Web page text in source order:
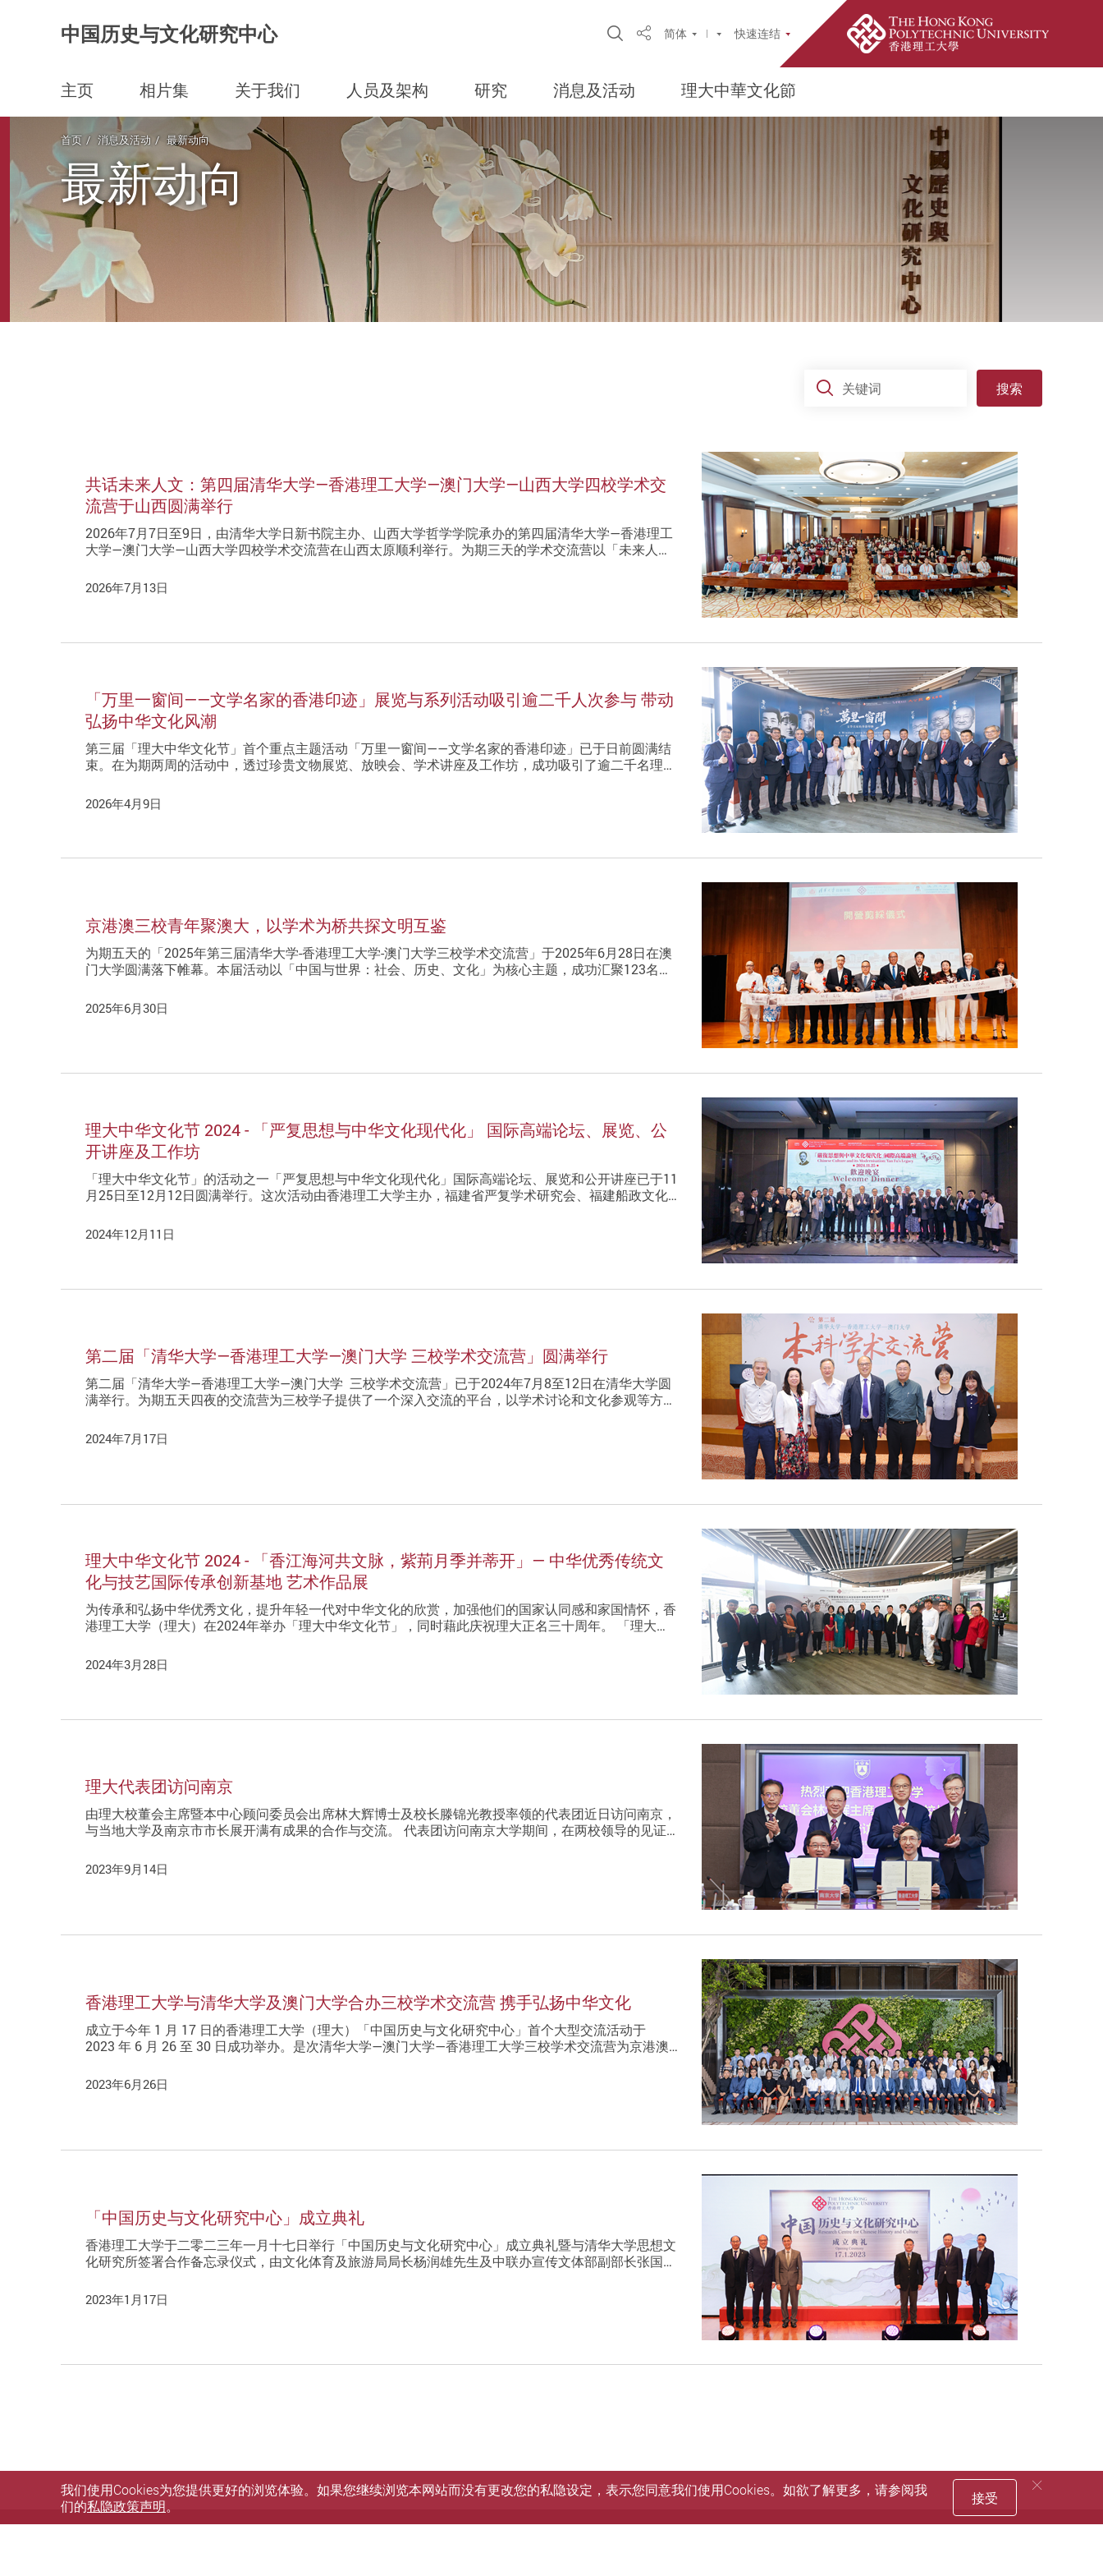
中国历史与文化研究中心 Open Site Search Popup
Share简体 快速连结
主页 相片集 关于我们 人员及架构 研究 消息及活动 理大中華文化節
Start main content
首页 消息及活动 最新动向
最新动向
关键词
搜索
共话未来人文：第四届清华大学—香港理工大学—澳门大学—山西大学四校学术交
流营于山西圆满举行
2026年7月7日至9日，由清华大学日新书院主办、山西大学哲学学院承办的第四届清华大学—香港理工
大学—澳门大学—山西大学四校学术交流营在山西太原顺利举行。为期三天的学术交流营以「未来人…
2026年7月13日
「万里一窗间——文学名家的香港印迹」展览与系列活动吸引逾二千人次参与 带动
弘扬中华文化风潮
第三届「理大中华文化节」首个重点主题活动「万里一窗间——文学名家的香港印迹」已于日前圆满结
束。在为期两周的活动中，透过珍贵文物展览、放映会、学术讲座及工作坊，成功吸引了逾二千名理…
2026年4月9日
京港澳三校青年聚澳大，以学术为桥共探文明互鉴
为期五天的「2025年第三届清华大学-香港理工大学-澳门大学三校学术交流营」于2025年6月28日在澳
门大学圆满落下帷幕。本届活动以「中国与世界：社会、历史、文化」为核心主题，成功汇聚123名…
2025年6月30日
理大中华文化节 2024 - 「严复思想与中华文化现代化」 国际高端论坛、展览、公
开讲座及工作坊
「理大中华文化节」的活动之一「严复思想与中华文化现代化」国际高端论坛、展览和公开讲座已于11
月25日至12月12日圆满举行。这次活动由香港理工大学主办，福建省严复学术研究会、福建船政文化…
2024年12月11日
第二届「清华大学—香港理工大学—澳门大学 三校学术交流营」圆满举行
第二届「清华大学—香港理工大学—澳门大学 三校学术交流营」已于2024年7月8至12日在清华大学圆
满举行。为期五天四夜的交流营为三校学子提供了一个深入交流的平台，以学术讨论和文化参观等方…
2024年7月17日
理大中华文化节 2024 - 「香江海河共文脉，紫荊月季并蒂开」— 中华优秀传统文
化与技艺国际传承创新基地 艺术作品展
为传承和弘扬中华优秀文化，提升年轻一代对中华文化的欣赏，加强他们的国家认同感和家国情怀，香
港理工大学（理大）在2024年举办「理大中华文化节」，同时藉此庆祝理大正名三十周年。 「理大…
2024年3月28日
理大代表团访问南京
由理大校董会主席暨本中心顾问委员会出席林大辉博士及校长滕锦光教授率领的代表团近日访问南京，
与当地大学及南京市市长展开满有成果的合作与交流。 代表团访问南京大学期间，在两校领导的见证…
2023年9月14日
香港理工大学与清华大学及澳门大学合办三校学术交流营 携手弘扬中华文化
成立于今年 1 月 17 日的香港理工大学（理大）「中国历史与文化研究中心」首个大型交流活动于
2023 年 6 月 26 至 30 日成功举办。是次清华大学—澳门大学—香港理工大学三校学术交流营为京港澳…
2023年6月26日
「中国历史与文化研究中心」成立典礼
香港理工大学于二零二三年一月十七日举行「中国历史与文化研究中心」成立典礼暨与清华大学思想文
化研究所签署合作备忘录仪式，由文化体育及旅游局局长杨润雄先生及中联办宣传文体部副部长张国…
2023年1月17日
我们使用Cookies为您提供更好的浏览体验。如果您继续浏览本网站而没有更改您的私隐设定，表示您同意我们使用Cookies。如欲了解更多，请参阅我
们的私隐政策声明。 接受